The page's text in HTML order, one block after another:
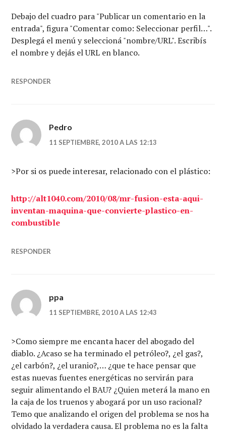
Debajo del cuadro para "Publicar un comentario en la
entrada", figura "Comentar como: Seleccionar perfil…".
Desplegá el menú y seleccioná "nombre/URL". Escribís
el nombre y dejás el URL en blanco.
RESPONDER
Pedro
11 SEPTIEMBRE, 2010 A LAS 12:13
>Por si os puede interesar, relacionado con el plástico:
http://alt1040.com/2010/08/mr-fusion-esta-aqui-
inventan-maquina-que-convierte-plastico-en-
combustible
RESPONDER
ppa
11 SEPTIEMBRE, 2010 A LAS 12:43
>Como siempre me encanta hacer del abogado del
diablo. ¿Acaso se ha terminado el petróleo?, ¿el gas?,
¿el carbón?, ¿el uranio?,… ¿que te hace pensar que
estas nuevas fuentes energéticas no servirán para
seguir alimentando el BAU? ¿Quien meterá la mano en
la caja de los truenos y abogará por un uso racional?
Temo que analizando el origen del problema se nos ha
olvidado la verdadera causa. El problema no es la falta